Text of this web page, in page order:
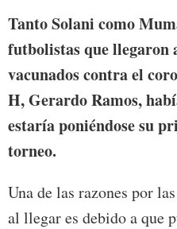
Tanto Solani como
futbolistas que llegaron
vacunados contra el
H, Gerardo Ramos,
estaría poniéndose su
torneo.
Una de las razones por
al llegar es debido a que